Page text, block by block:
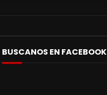
BUSCANOS EN FACEBOOK